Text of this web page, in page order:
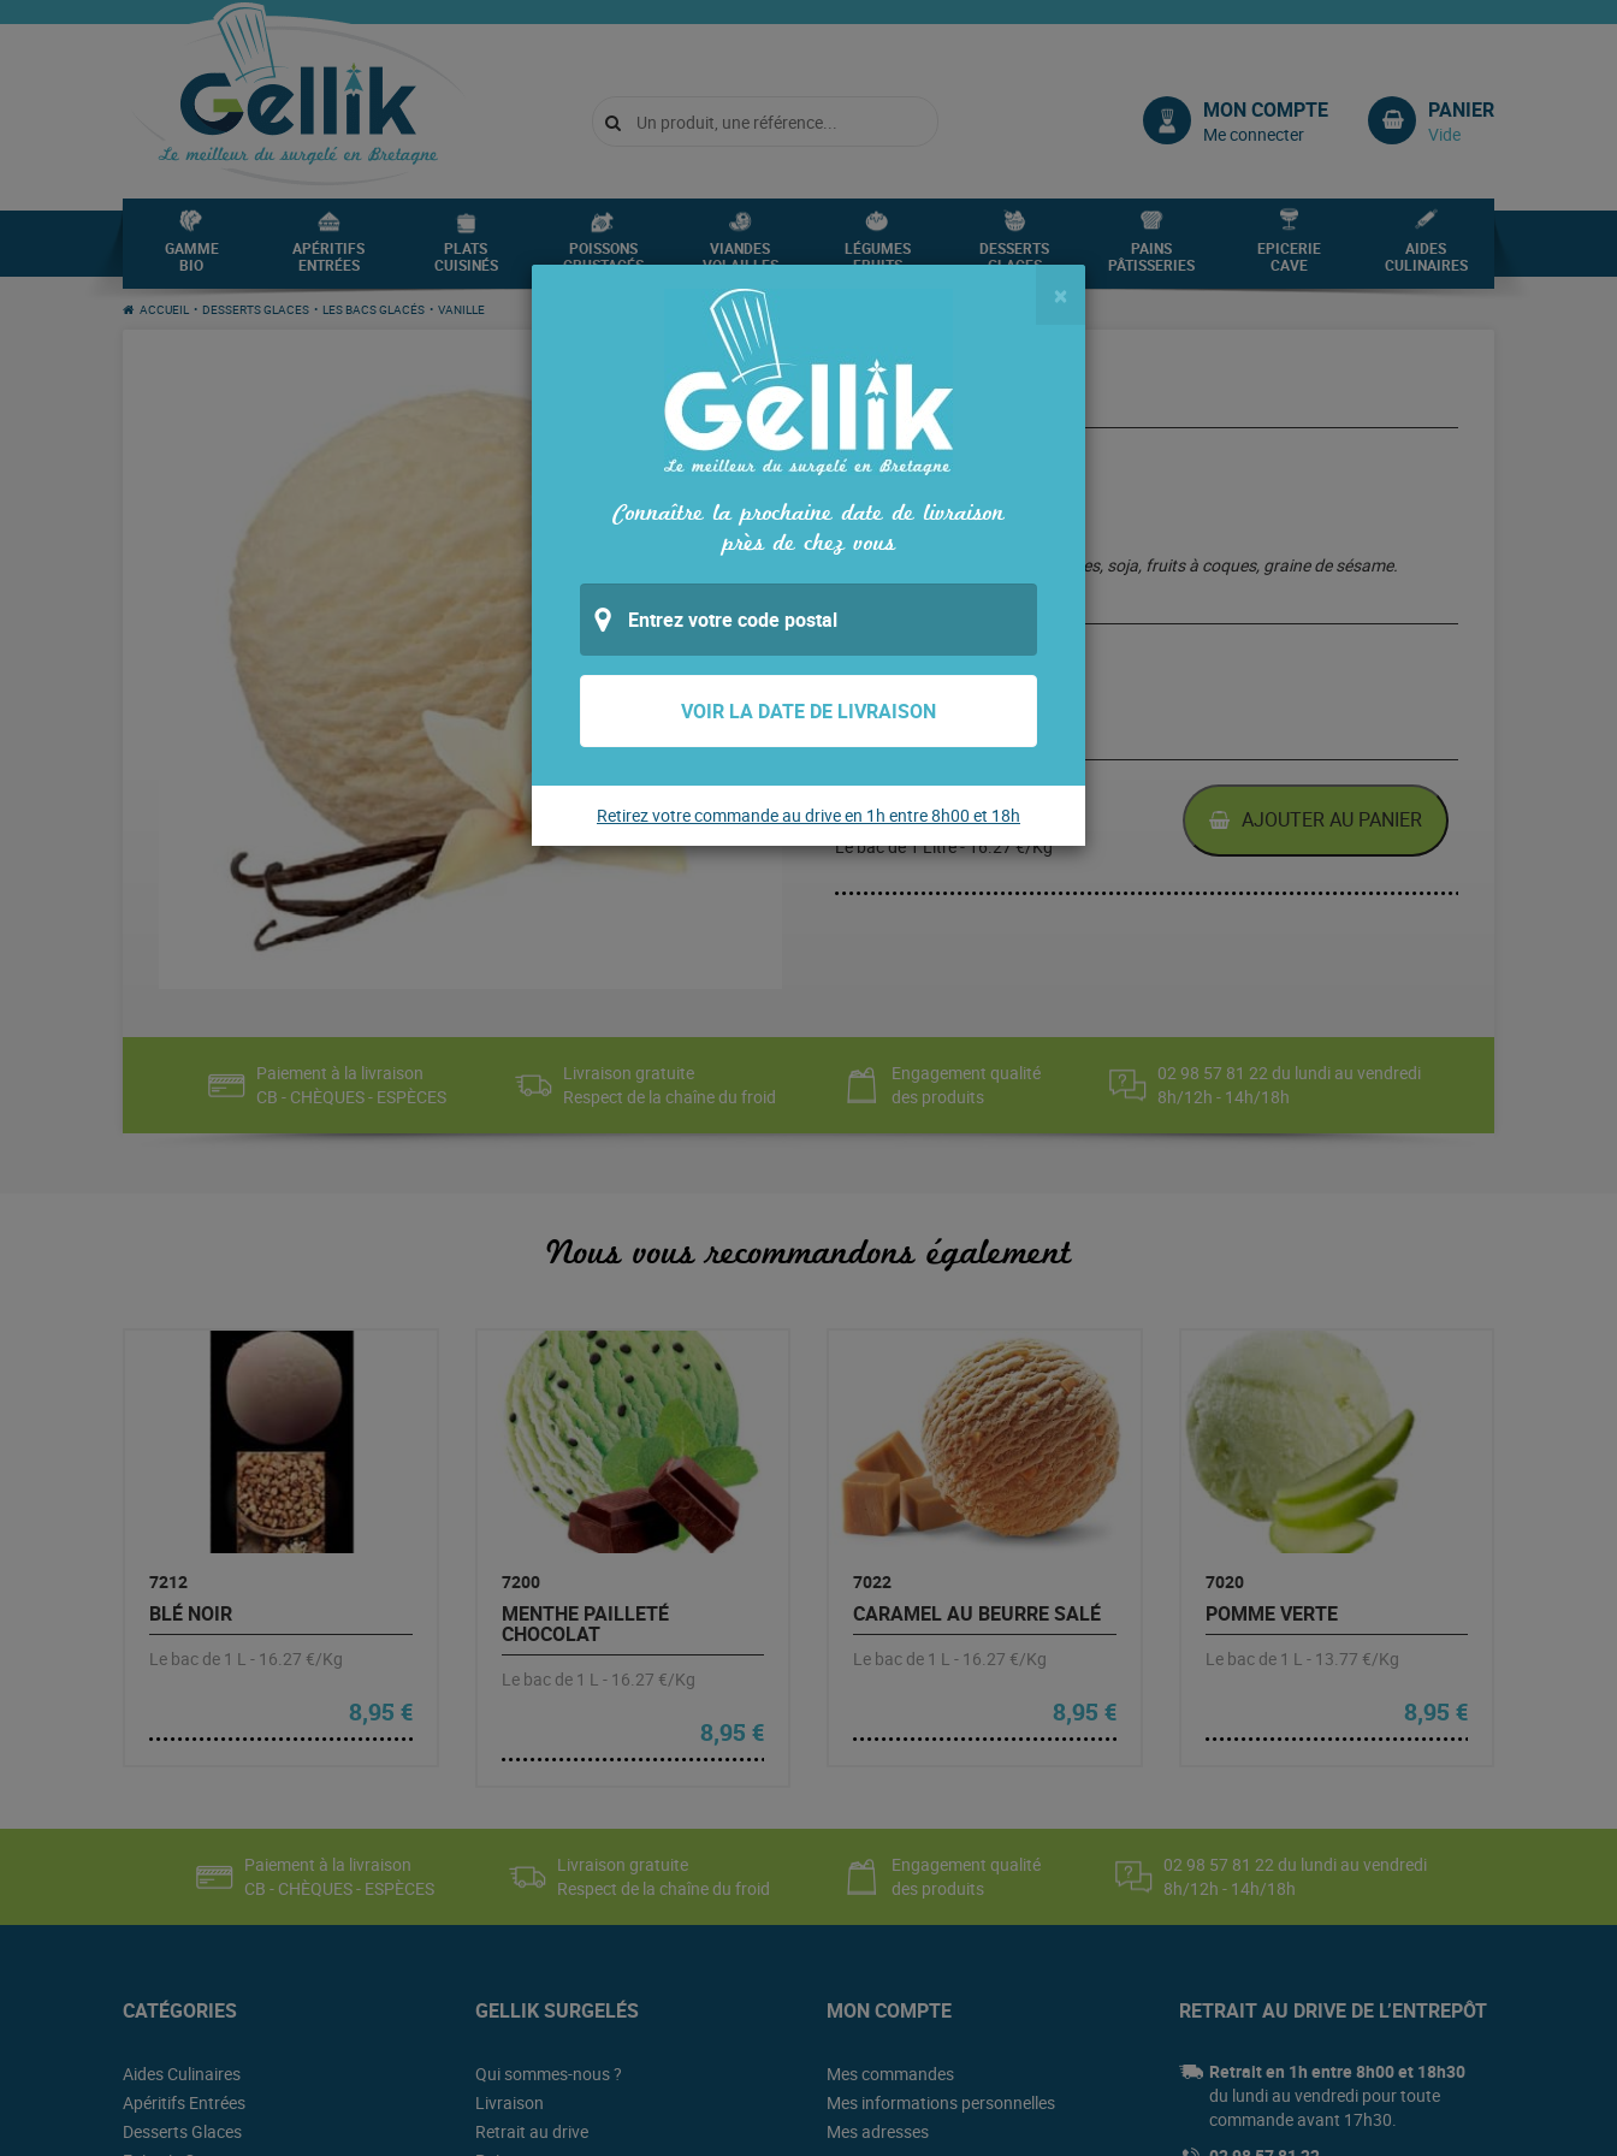
×
Connaître la prochaine date de livraison
près de chez vous
VOIR LA DATE DE LIVRAISON
Retirez votre commande au drive en 1h entre 8h00 et 18h
MON COMPTE
Me connecter
PANIER
Vide
GAMME
BIO
APÉRITIFS
ENTRÉES
PLATS
CUISINÉS
POISSONS
CRUSTACÉS
VIANDES
VOLAILLES
LÉGUMES
FRUITS
DESSERTS
GLACES
PAINS
PÂTISSERIES
EPICERIE
CAVE
AIDES
CULINAIRES
ACCUEIL • DESSERTS GLACES • LES BACS GLACÉS • VANILLE
7012
VANILLE
: lait. Traces d’arachides, soja, fruits à coques, graine de sésame.
QUANTITÉ
8,95€
Le bac de 1 Litre - 16.27 €/Kg
AJOUTER AU PANIER
Paiement à la livraison
CB - CHÈQUES - ESPÈCES
Livraison gratuite
Respect de la chaîne du froid
Engagement qualité
des produits
02 98 57 81 22 du lundi au vendredi
8h/12h - 14h/18h
Nous vous recommandons également
7212
BLÉ NOIR
Le bac de 1 L - 16.27 €/Kg
8,95 €
7200
MENTHE PAILLETÉ
CHOCOLAT
Le bac de 1 L - 16.27 €/Kg
8,95 €
7022
CARAMEL AU BEURRE SALÉ
Le bac de 1 L - 16.27 €/Kg
8,95 €
7020
POMME VERTE
Le bac de 1 L - 13.77 €/Kg
8,95 €
Paiement à la livraison
CB - CHÈQUES - ESPÈCES
Livraison gratuite
Respect de la chaîne du froid
Engagement qualité
des produits
02 98 57 81 22 du lundi au vendredi
8h/12h - 14h/18h
CATÉGORIES
Aides Culinaires
Apéritifs Entrées
Desserts Glaces
GELLIK SURGELÉS
Qui sommes-nous ?
Livraison
Retrait au drive
MON COMPTE
Mes commandes
Mes informations personnelles
Mes adresses
RETRAIT AU DRIVE DE L’ENTREPÔT
Retrait en 1h entre 8h00 et 18h30
du lundi au vendredi pour toute
commande avant 17h30.